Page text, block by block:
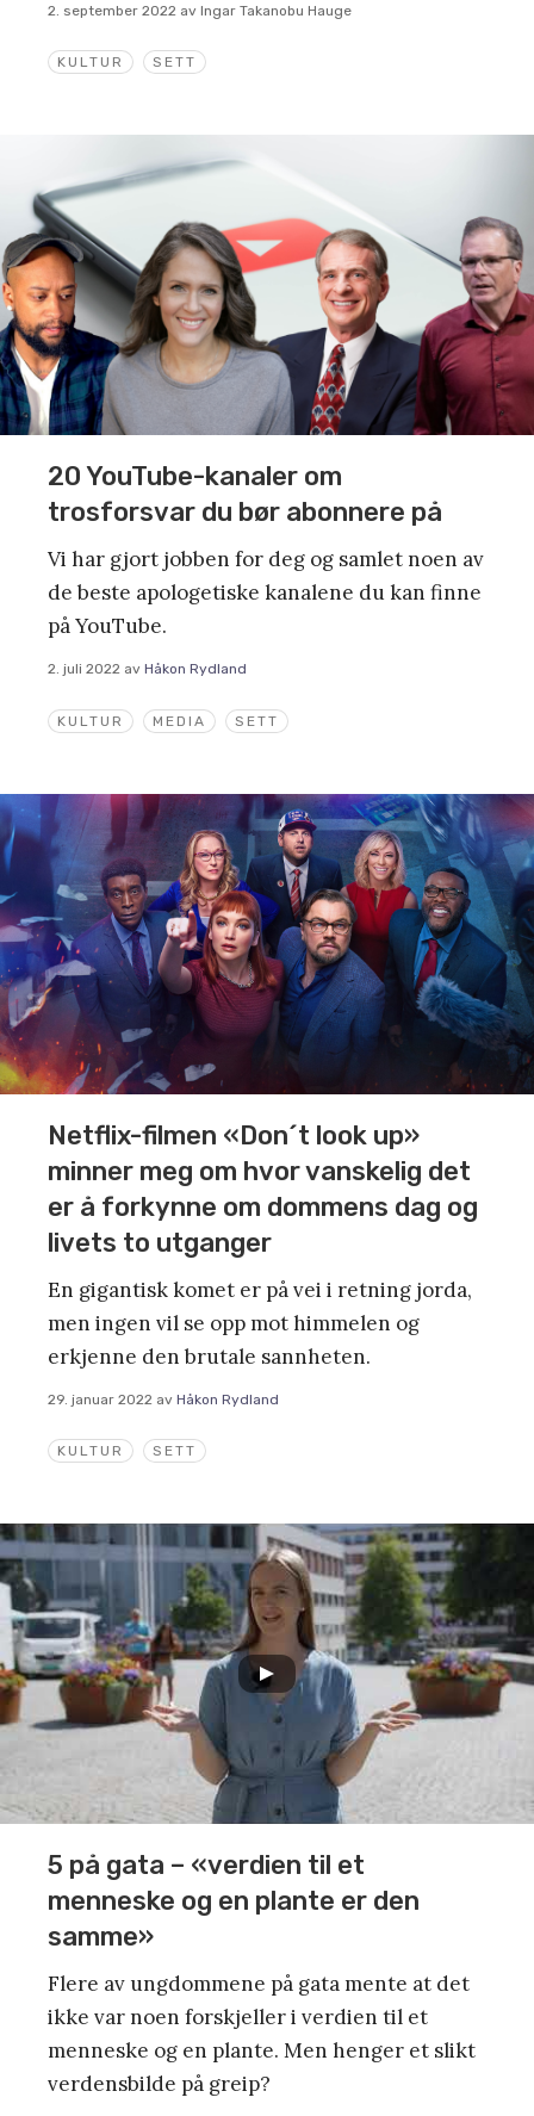
KULTUR SETT
2. september 2022 av Ingar Takanobu Hauge
KULTUR MEDIA SETT
20 YouTube-kanaler om
trosforsvar du bør abonnere på
Vi har gjort jobben for deg og samlet noen av
de beste apologetiske kanalene du kan finne
på YouTube.
2. juli 2022 av Håkon Rydland
KULTUR SETT
Netflix-filmen «Don´t look up»
minner meg om hvor vanskelig det
er å forkynne om dommens dag og
livets to utganger
En gigantisk komet er på vei i retning jorda,
men ingen vil se opp mot himmelen og
erkjenne den brutale sannheten.
29. januar 2022 av Håkon Rydland
5 på gata – «verdien til et
menneske og en plante er den
samme»
Flere av ungdommene på gata mente at det
ikke var noen forskjeller i verdien til et
menneske og en plante. Men henger et slikt
verdensbilde på greip?